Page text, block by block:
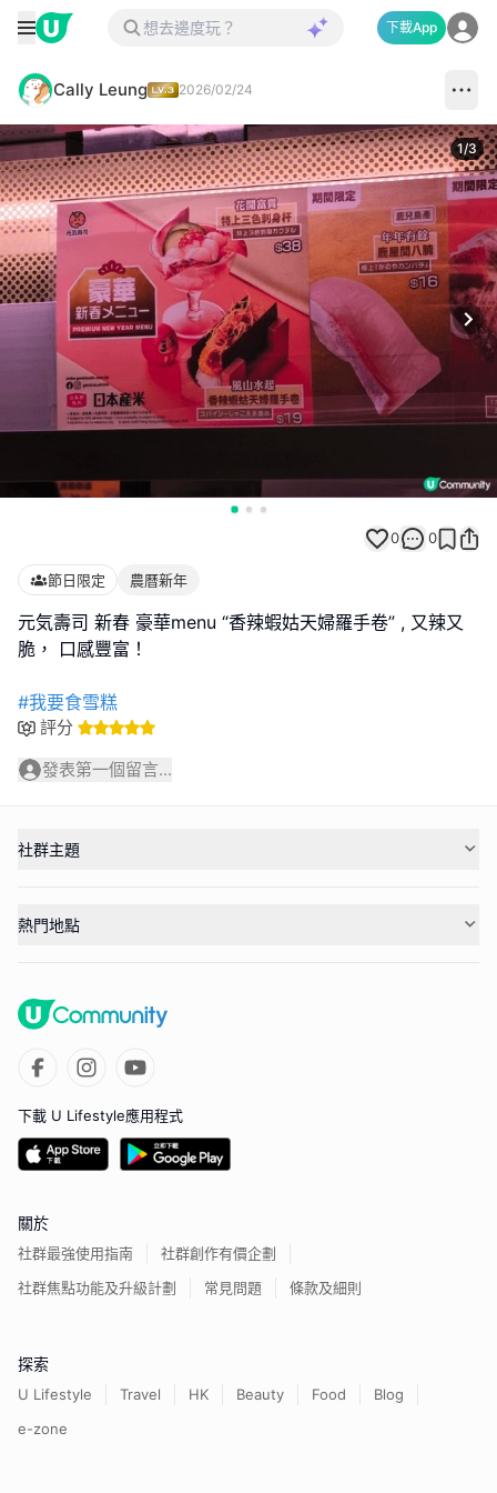
下載App
Cally Leung 2026/02/24
1/3
0 0
節日限定 農曆新年
元気壽司 新春 豪華menu “香辣蝦姑天婦羅手卷” , 又辣又
脆， 口感豐富！
#我要食雪糕
評分
發表第一個留言...
社群主題
熱門地點
下載 U Lifestyle應用程式
關於
社群最強使用指南
社群創作有價企劃
社群焦點功能及升級計劃
常見問題 條款及細則
探索
U Lifestyle Travel HK Beauty Food
Blog
e-zone